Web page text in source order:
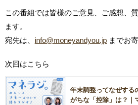
この番組では皆様のご意見、ご感想、
ます。
宛先は、 info@moneyandyou.jp までお
次回はこちら
年末調整ってなぜする
がちな「控除」は？｜